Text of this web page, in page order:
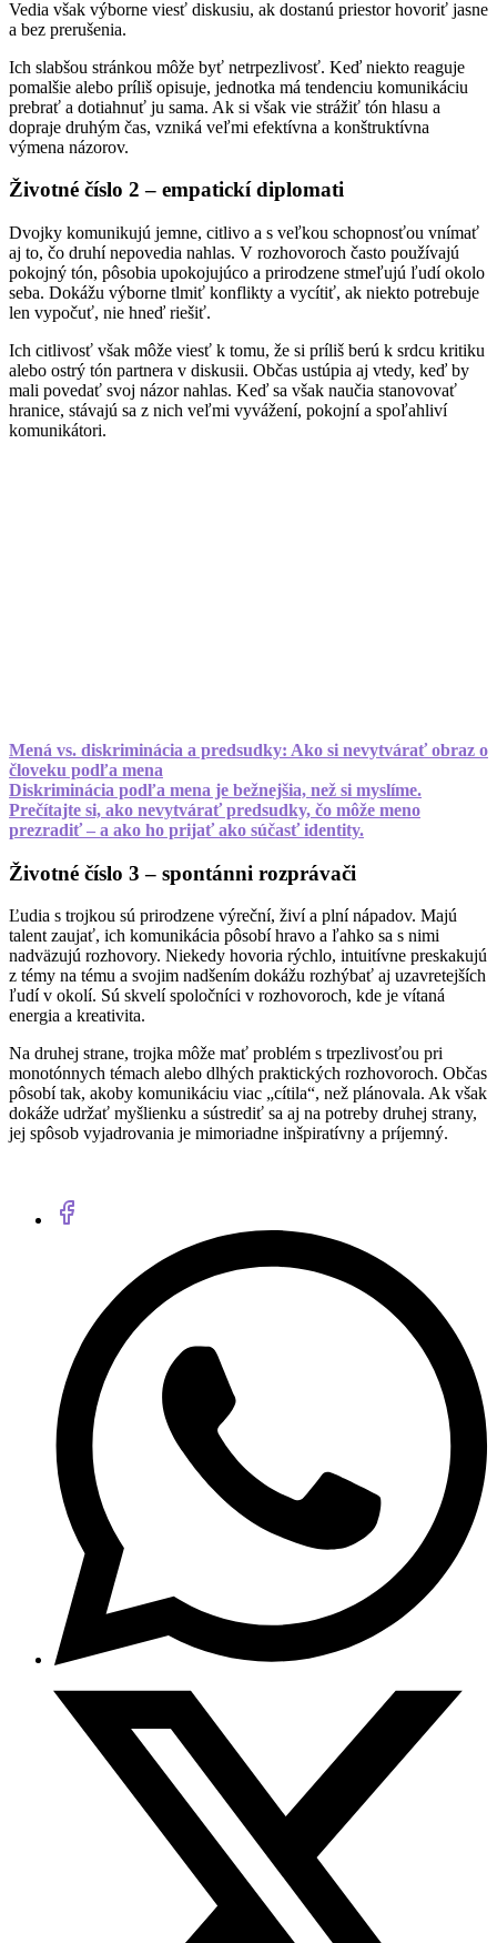
Vedia však výborne viesť diskusiu, ak dostanú priestor hovoriť jasne
a bez prerušenia.
Ich slabšou stránkou môže byť netrpezlivosť. Keď niekto reaguje
pomalšie alebo príliš opisuje, jednotka má tendenciu komunikáciu
prebrať a dotiahnuť ju sama. Ak si však vie strážiť tón hlasu a
dopraje druhým čas, vzniká veľmi efektívna a konštruktívna
výmena názorov.
Životné číslo 2 – empatickí diplomati
Dvojky komunikujú jemne, citlivo a s veľkou schopnosťou vnímať
aj to, čo druhí nepovedia nahlas. V rozhovoroch často používajú
pokojný tón, pôsobia upokojujúco a prirodzene stmeľujú ľudí okolo
seba. Dokážu výborne tlmiť konflikty a vycítiť, ak niekto potrebuje
len vypočuť, nie hneď riešiť.
Ich citlivosť však môže viesť k tomu, že si príliš berú k srdcu kritiku
alebo ostrý tón partnera v diskusii. Občas ustúpia aj vtedy, keď by
mali povedať svoj názor nahlas. Keď sa však naučia stanovovať
hranice, stávajú sa z nich veľmi vyvážení, pokojní a spoľahliví
komunikátori.
Mená vs. diskriminácia a predsudky: Ako si nevytvárať obraz o
človeku podľa mena
Diskriminácia podľa mena je bežnejšia, než si myslíme.
Prečítajte si, ako nevytvárať predsudky, čo môže meno
prezradiť – a ako ho prijať ako súčasť identity.
Životné číslo 3 – spontánni rozprávači
Ľudia s trojkou sú prirodzene výreční, živí a plní nápadov. Majú
talent zaujať, ich komunikácia pôsobí hravo a ľahko sa s nimi
nadväzujú rozhovory. Niekedy hovoria rýchlo, intuitívne preskakujú
z témy na tému a svojim nadšením dokážu rozhýbať aj uzavretejších
ľudí v okolí. Sú skvelí spoločníci v rozhovoroch, kde je vítaná
energia a kreativita.
Na druhej strane, trojka môže mať problém s trpezlivosťou pri
monotónnych témach alebo dlhých praktických rozhovoroch. Občas
pôsobí tak, akoby komunikáciu viac „cítila“, než plánovala. Ak však
dokáže udržať myšlienku a sústrediť sa aj na potreby druhej strany,
jej spôsob vyjadrovania je mimoriadne inšpiratívny a príjemný.